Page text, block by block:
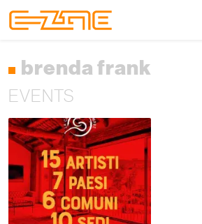
brenda frank
EVENTS